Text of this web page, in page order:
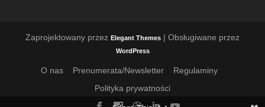
Zaprojektowany przez Elegant Themes | Obsługiwane przez
WordPress
O nas Prenumerata/Newsletter
Regulaminy
Polityka prywatności